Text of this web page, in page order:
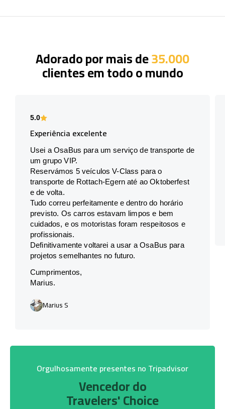
Adorado por mais de35.000
clientes em todo o mundo
5.0
Experiência excelente
Usei a OsaBus para um serviço de transporte de
um grupo VIP.
Reservámos 5 veículos V-Class para o
transporte de Rottach-Egern até ao Oktoberfest
e de volta.
Tudo correu perfeitamente e dentro do horário
previsto. Os carros estavam limpos e bem
cuidados, e os motoristas foram respeitosos e
profissionais.
Definitivamente voltarei a usar a OsaBus para
projetos semelhantes no futuro.
Cumprimentos,
Marius.
Marius S
Orgulhosamente presentes no Tripadvisor
Vencedor do
Travelers' Choice